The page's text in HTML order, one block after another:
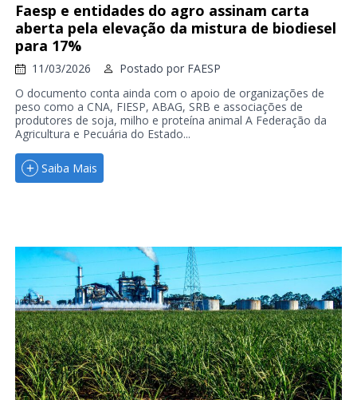
Faesp e entidades do agro assinam carta
aberta pela elevação da mistura de biodiesel
para 17%
11/03/2026 Postado por FAESP
O documento conta ainda com o apoio de organizações de
peso como a CNA, FIESP, ABAG, SRB e associações de
produtores de soja, milho e proteína animal A Federação da
Agricultura e Pecuária do Estado...
Saiba Mais